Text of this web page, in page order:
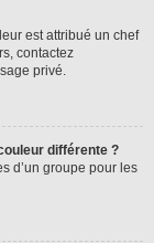
est attribué un chef
contactez
privé.
différente ?
d’un groupe pour les